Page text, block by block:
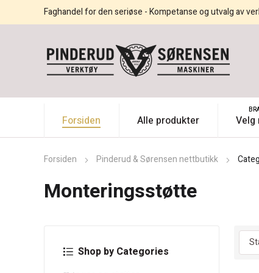
Faghandel for den seriøse - Kompetanse og utvalg av
Forsiden Alle produkter Velg
Forsiden Pinderud & Sørensen nettbutikk
Monteringsstøtte
Shop by Categories